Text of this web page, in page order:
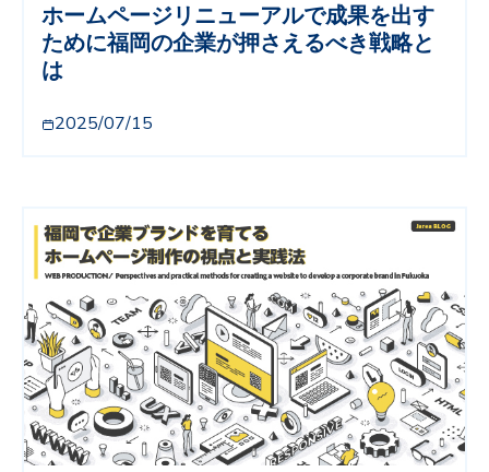
ホームページリニューアルで成果を出す
ために福岡の企業が押さえるべき戦略と
は
2025/07/15